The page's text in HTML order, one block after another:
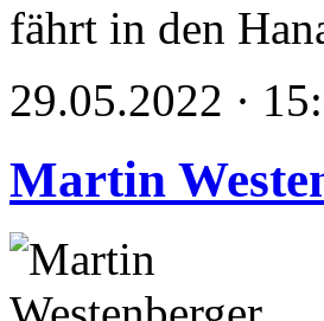
fährt in den
29.05.2022 ·
Martin